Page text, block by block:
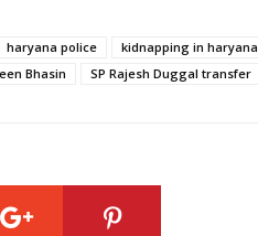
haryana police kidnapping in haryana
Bhasin SP Rajesh Duggal transfer